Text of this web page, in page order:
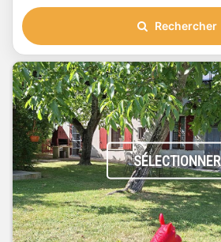
Rechercher
SÉLECTIONNER